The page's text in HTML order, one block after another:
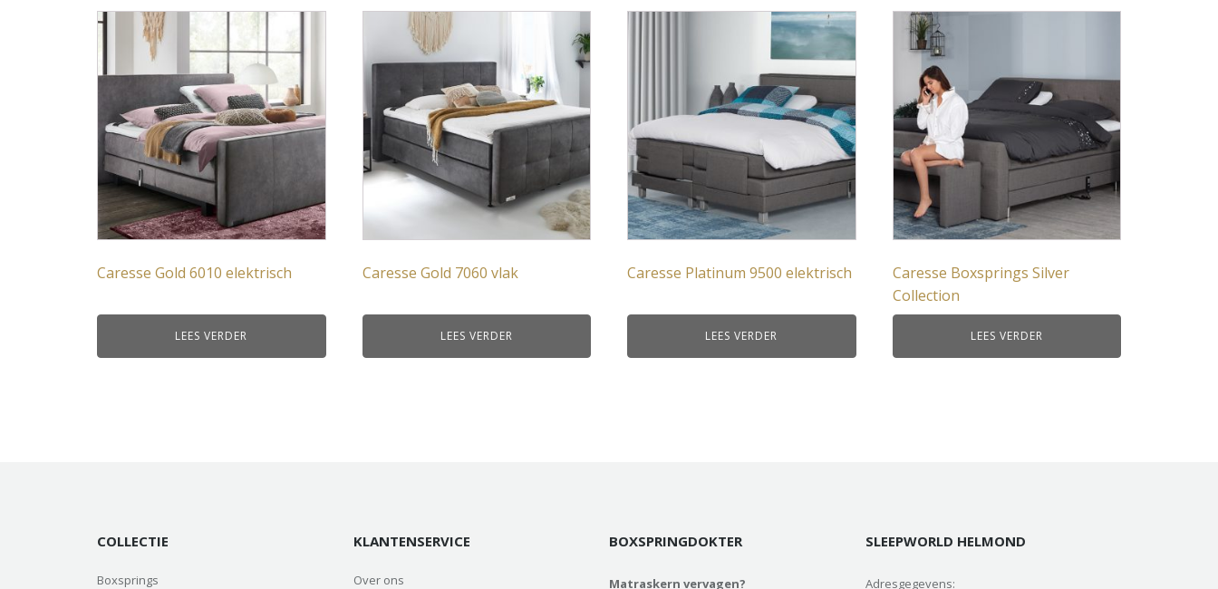
Caresse Gold 6010 elektrisch
LEES VERDER
Caresse Gold 7060 vlak
LEES VERDER
Caresse Platinum 9500 elektrisch
LEES VERDER
Caresse Boxsprings Silver
Collection
LEES VERDER
COLLECTIE
Boxsprings
KLANTENSERVICE
Over ons
BOXSPRINGDOKTER
Matraskern vervagen?
SLEEPWORLD HELMOND
Adresgegevens: